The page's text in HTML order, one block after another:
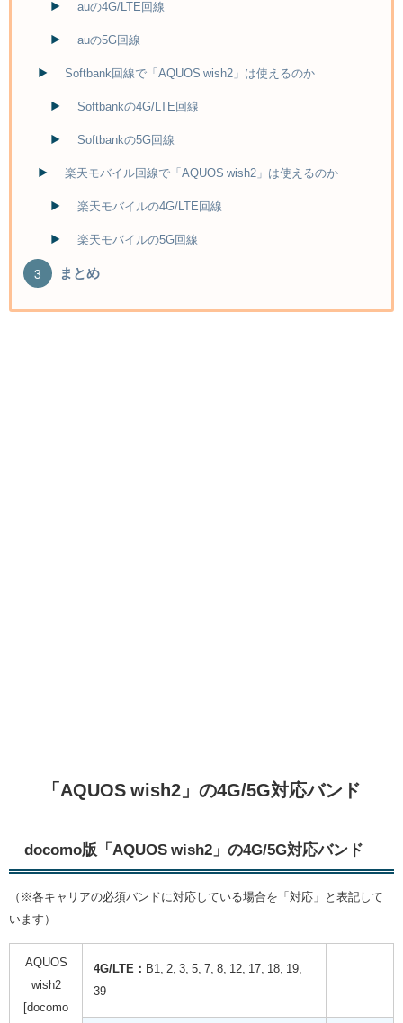
auの4G/LTE回線
auの5G回線
Softbank回線で「AQUOS wish2」は使えるのか
Softbankの4G/LTE回線
Softbankの5G回線
楽天モバイル回線で「AQUOS wish2」は使えるのか
楽天モバイルの4G/LTE回線
楽天モバイルの5G回線
まとめ
「AQUOS wish2」の4G/5G対応バンド
docomo版「AQUOS wish2」の4G/5G対応バンド
（※各キャリアの必須バンドに対応している場合を「対応」と表記して
います）
AQUOS
wish2
[docomo
4G/LTE： B1, 2, 3, 5, 7, 8, 12, 17, 18, 19,
39